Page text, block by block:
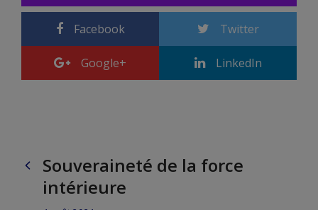
Facebook Twitter
Google+ LinkedIn
Souveraineté de la force
intérieure